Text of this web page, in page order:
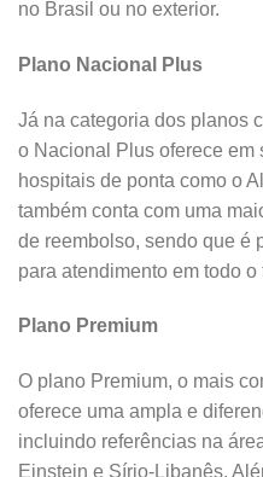
no Brasil ou no exterior.
Plano Nacional Plus
Já na categoria dos planos
o Nacional Plus oferece em
hospitais de ponta como o
também conta com uma
de reembolso, sendo que é
para atendimento em todo
Plano Premium
O plano Premium, o mais
oferece uma ampla e
incluindo referências na
Einstein e Sírio-Libanês.